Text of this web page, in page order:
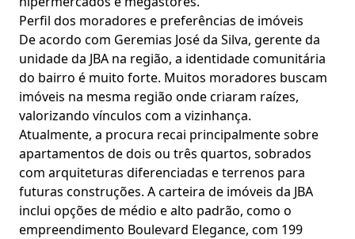
Perfil dos moradores e preferências de imóveis
De acordo com Geremias José da Silva, gerente da
unidade da JBA na região, a identidade comunitária
do bairro é muito forte. Muitos moradores buscam
imóveis na mesma região onde criaram raízes,
valorizando vínculos com a vizinhança.
Atualmente, a procura recai principalmente sobre
apartamentos de dois ou três quartos, sobrados
com arquiteturas diferenciadas e terrenos para
futuras construções. A carteira de imóveis da JBA
inclui opções de médio e alto padrão, como o
empreendimento Boulevard Elegance, com 199